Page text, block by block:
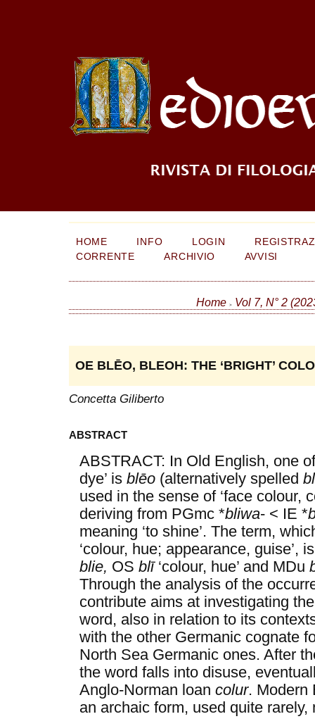
HOME INFO LOGIN
CORRENTE
ARCHIVIO AVVISI
Home > Vol 7, N° 2
OE BLĒO, BLEOH: THE ‘BRIGHT’
Concetta Giliberto
ABSTRACT
ABSTRACT: In Old English, one
dye’ isblēo (alternatively spelled
used in the sense of ‘face colour,
deriving from PGmc *bliwa- < IE *
meaning ‘to shine’. The term,
‘colour, hue; appearance, guise’,
blie, OSblī‘colour, hue’ and MDu
Through the analysis of the
contribute aims at investigating
word, also in relation to its
with the other Germanic cognate
North Sea Germanic ones. After
the word falls into disuse,
Anglo-Norman loancolur.
an archaic form, used quite